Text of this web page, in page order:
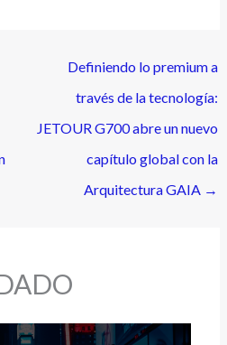
Definiendo lo premium a
través de la tecnología:
JETOUR G700 abre un nuevo
capítulo global con la
Arquitectura GAIA →